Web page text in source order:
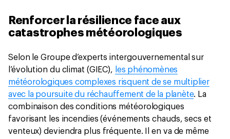
Renforcer la résilience face aux
catastrophes météorologiques
Selon le Groupe d’experts intergouvernemental sur
l’évolution du climat (GIEC), les phénomènes
météorologiques complexes risquent de se multiplier
avec la poursuite du réchauffement de la planète. La
combinaison des conditions météorologiques
favorisant les incendies (événements chauds, secs et
venteux) deviendra plus fréquente. Il en va de même